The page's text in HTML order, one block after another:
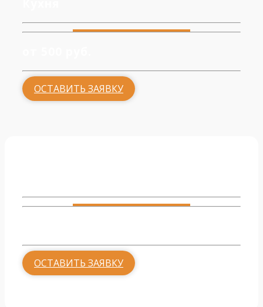
ОСТАВИТЬ ЗАЯВКУ
ОСТАВИТЬ ЗАЯВКУ